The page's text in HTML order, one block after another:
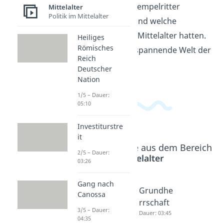
erfährst, wie die Tempelritter
entstanden sind und welche
Bedeutung sie im Mittelalter hatten.
Tauche ein in die spannende Welt der
Tempelritter!
Beliebte Inhalte aus dem Bereich
Mittelalter
Ständeg Lehnswe
Dauer: 03:38
Grundhe
rrschaft
Dauer: 03:45
Mittelalter
Politik im Mittelalter
Heiliges
Römisches
Reich
Deutscher
Nation
1/5 – Dauer:
05:10
Investiturstre
it
2/5 – Dauer:
03:26
Gang nach
Canossa
3/5 – Dauer:
04:35